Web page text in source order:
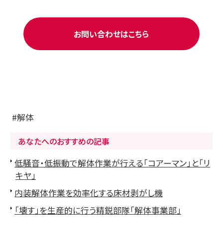
お問い合わせはこちら
解体
あなたへのおすすめの記事
低騒音・低振動で解体作業が行える「コアーマン」と「リ
キヤ」
内装解体作業を効率化する床材剥がし機
「壊す」を生産的に行う精鋭部隊「解体事業部」